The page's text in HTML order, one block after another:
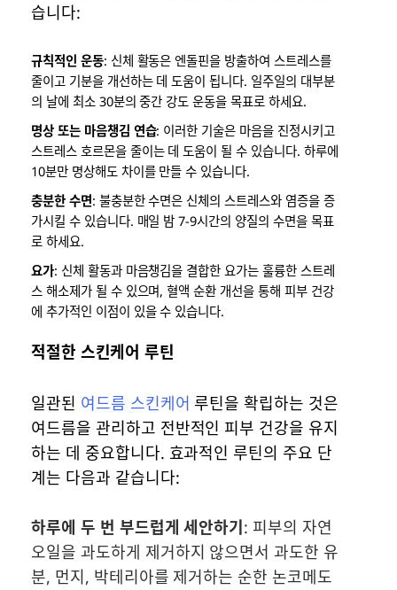
습니다:
규칙적인 운동: 신체 활동은 엔돌핀을 방출하여 스트레스를
줄이고 기분을 개선하는 데 도움이 됩니다. 일주일의 대부분
의 날에 최소 30분의 중간 강도 운동을 목표로 하세요.
명상 또는 마음챙김 연습: 이러한 기술은 마음을 진정시키고
스트레스 호르몬을 줄이는 데 도움이 될 수 있습니다. 하루에
10분만 명상해도 차이를 만들 수 있습니다.
충분한 수면: 불충분한 수면은 신체의 스트레스와 염증을 증
가시킬 수 있습니다. 매일 밤 7-9시간의 양질의 수면을 목표
로 하세요.
요가: 신체 활동과 마음챙김을 결합한 요가는 훌륭한 스트레
스 해소제가 될 수 있으며, 혈액 순환 개선을 통해 피부 건강
에 추가적인 이점이 있을 수 있습니다.
적절한 스킨케어 루틴
일관된 여드름 스킨케어 루틴을 확립하는 것은
여드름을 관리하고 전반적인 피부 건강을 유지
하는 데 중요합니다. 효과적인 루틴의 주요 단
계는 다음과 같습니다:
하루에 두 번 부드럽게 세안하기 : 피부의 자연
오일을 과도하게 제거하지 않으면서 과도한 유
분, 먼지, 박테리아를 제거하는 순한 논코메도